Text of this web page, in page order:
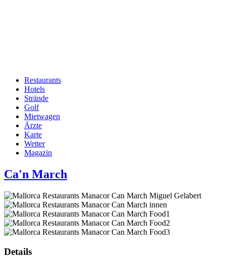
Hauptnavigation
Restaurants
Hotels
Strände
Golf
Mietwagen
Ärzte
Karte
Wetter
Magazin
Ca'n March
Details